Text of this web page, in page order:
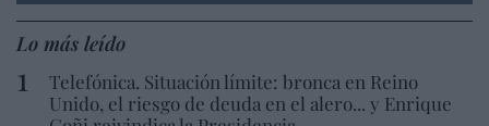
Lo más leído
Telefónica. Situación límite: bronca en Reino
Unido, el riesgo de deuda en el alero... y Enrique